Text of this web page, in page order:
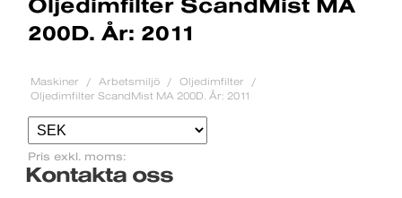
Oljedimfilter ScandMist MA
200D. År: 2011
Maskiner Arbetsmiljö
Oljedimfilter
Oljedimfilter ScandMist MA 200D. År: 2011
Pris exkl. moms:
Kontakta oss